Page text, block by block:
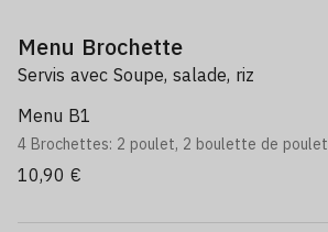
Menu Brochette
Servis avec Soupe, salade, riz
Menu B1
4 Brochettes: 2 poulet, 2 boulette de poulet
10,90 €